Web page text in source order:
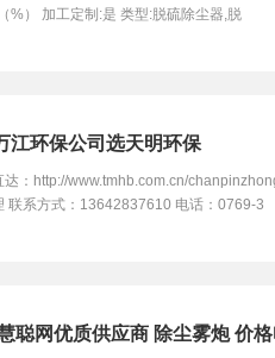
%） 加工定制:是 类型:脱硫除尘器,脱
江环保公司选天明环保
：http://www.tmhb.com.cn/
联系方式：13642837610 电话：0769-3
聪网优质供应商 除尘雾炮 价